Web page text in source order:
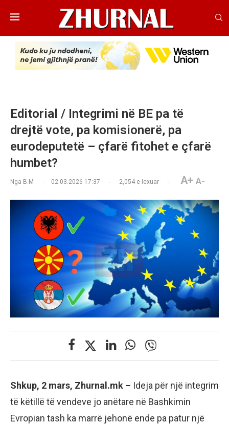
Editorial / Integrimi në BE pa të
drejtë vote, pa komisionerë, pa
eurodeputetë – çfarë fitohet e çfarë
humbet?
Nga B.M 02.03.2026 17:37 2,054 e lexuar A+ A-
Shkup, 2 mars, Zhurnal.mk – Ideja për një integrim
të këtillë të vendeve jo anëtare në Bashkimin
Evropian tash ka marrë jehonë ende pa patur një